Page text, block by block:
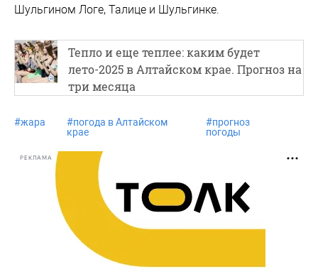
Шульгином Логе, Талице и Шульгинке.
Тепло и еще теплее: каким будет
лето-2025 в Алтайском крае. Прогноз на
три месяца
#жара #погода в Алтайском
крае
#прогноз
погоды
РЕКЛАМА